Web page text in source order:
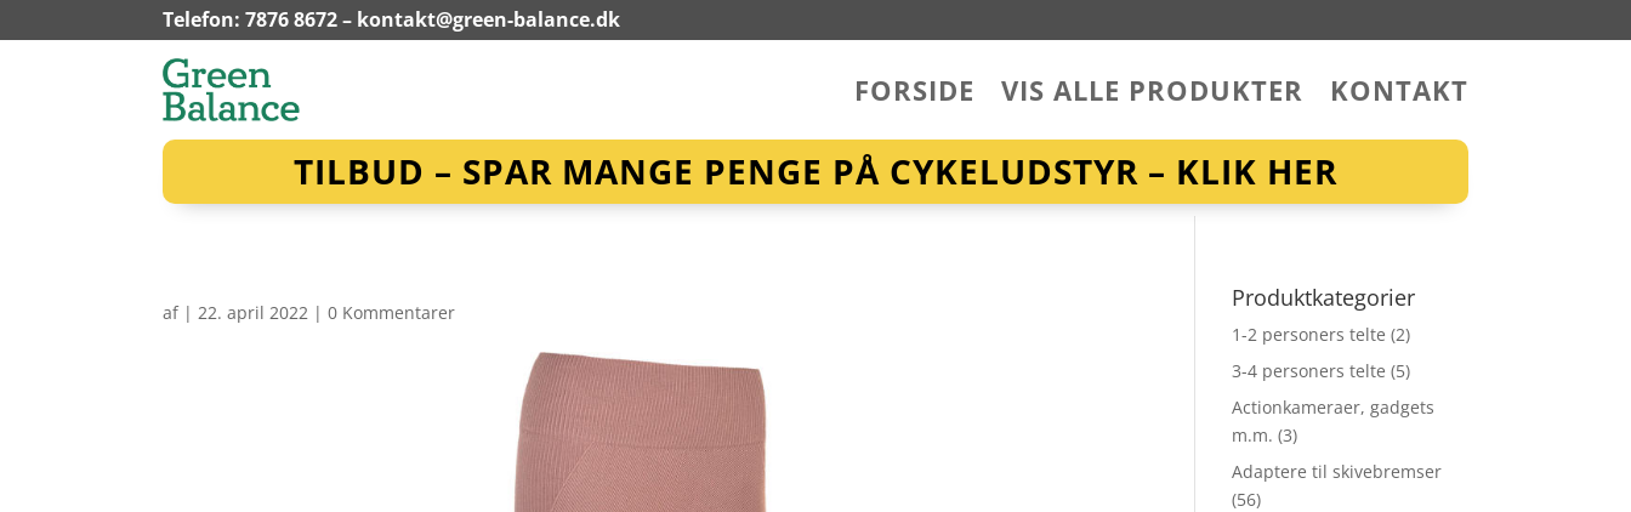
Telefon: 7876 8672 – kontakt@green-balance.dk
FORSIDE VIS ALLE PRODUKTER KONTAKT
TILBUD – SPAR MANGE PENGE PÅ CYKELUDSTYR – KLIK HER
af | 22. april 2022 |0 Kommentarer
Produktkategorier
1-2 personers telte (2)
3-4 personers telte (5)
Actionkameraer, gadgets
m.m. (3)
Adaptere til skivebremser
(56)